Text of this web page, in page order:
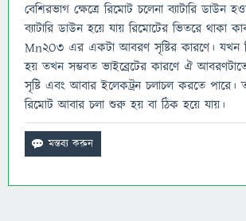
বেশিরভাগ ক্ষেত্রে রিমোট চলেনা ব্যাটারি ডাউন
ব্যাটারি ডাউন হয়ে যায় রিমোটের ভিতরে থাকা
Mn2O3 এর একটা আবরণ সৃষ্টির কারণে। যখন
হয় তখন সম্ভবত ভাইব্রেটের কারণে ঐ
সৃষ্টি এবং আবার ইলেকট্রন চলাচল করতে পারে।
রিমোট আবার চলা শুরু হয় বা ঠিক হয়ে যায়।